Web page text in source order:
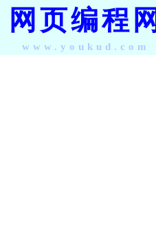
网页编程网
www.youkud.com